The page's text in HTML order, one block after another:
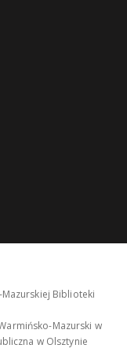
Biblioteki
Mazurski w
w Olsztynie